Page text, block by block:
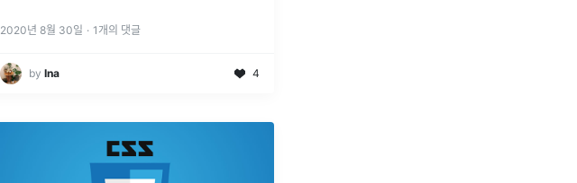
다. 네이티브 객체는 애플리케이션의 환경과 관계
2020년 8월 30일 · 1 개의 댓글
by Ina 4